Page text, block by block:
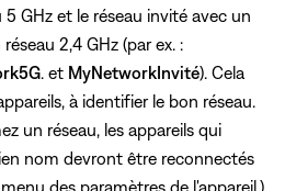
5 GHz et le réseau invité avec un
2,4 GHz (par ex. :
. et MyNetworkInvité). Cela
à identifier le bon réseau.
un réseau, les appareils qui
nom devront être reconnectés
des paramètres de l'appareil.)